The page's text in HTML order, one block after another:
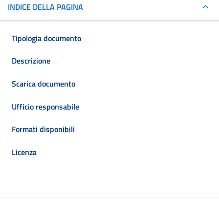
INDICE DELLA PAGINA
Tipologia documento
Descrizione
Scarica documento
Ufficio responsabile
Formati disponibili
Licenza